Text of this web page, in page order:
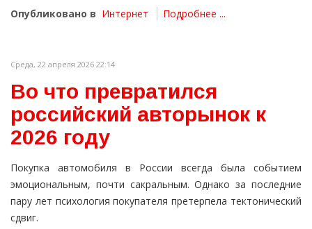
Опубликовано в Интернет Подробнее ...
Среда, 22 апреля 2026 22:14
Во что превратился
российский авторынок к
2026 году
Покупка автомобиля в России всегда была событием
эмоциональным, почти сакральным. Однако за последние
пару лет психология покупателя претерпела тектонический
сдвиг.